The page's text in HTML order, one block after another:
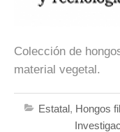
Colección de
material vegetal.
Estatal, Hongos